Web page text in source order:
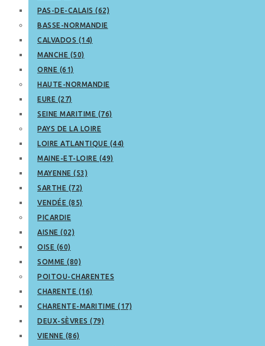
PAS-DE-CALAIS (62)
BASSE-NORMANDIE
CALVADOS (14)
MANCHE (50)
ORNE (61)
HAUTE-NORMANDIE
EURE (27)
SEINE MARITIME (76)
PAYS DE LA LOIRE
LOIRE ATLANTIQUE (44)
MAINE-ET-LOIRE (49)
MAYENNE (53)
SARTHE (72)
VENDÉE (85)
PICARDIE
AISNE (02)
OISE (60)
SOMME (80)
POITOU-CHARENTES
CHARENTE (16)
CHARENTE-MARITIME (17)
DEUX-SÈVRES (79)
VIENNE (86)